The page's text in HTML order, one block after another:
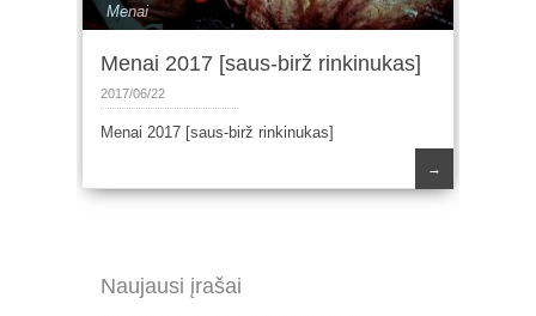
Menai
Menai 2017 [saus-birž rinkinukas]
2017/06/22
Menai 2017 [saus-birž rinkinukas]
→
Naujausi įrašai